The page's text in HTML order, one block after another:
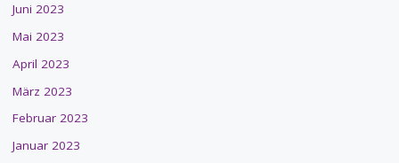
Juni 2023
Mai 2023
April 2023
März 2023
Februar 2023
Januar 2023